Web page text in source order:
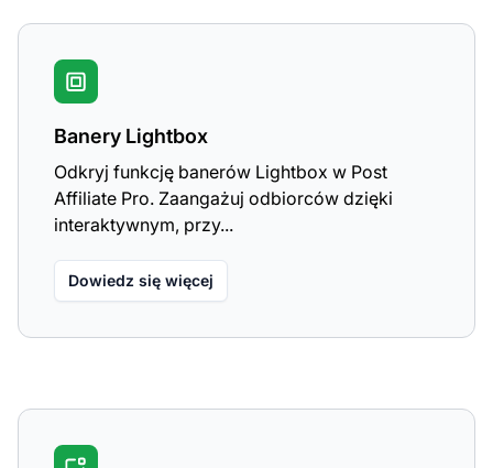
Banery Lightbox
Odkryj funkcję banerów Lightbox w Post
Affiliate Pro. Zaangażuj odbiorców dzięki
interaktywnym, przy...
Dowiedz się więcej